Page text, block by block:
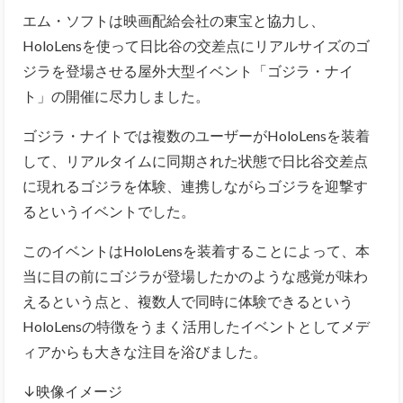
エム・ソフトは映画配給会社の東宝と協力し、
HoloLensを使って日比谷の交差点にリアルサイズのゴ
ジラを登場させる屋外大型イベント「ゴジラ・ナイ
ト」の開催に尽力しました。
ゴジラ・ナイトでは複数のユーザーがHoloLensを装着
して、リアルタイムに同期された状態で日比谷交差点
に現れるゴジラを体験、連携しながらゴジラを迎撃す
るというイベントでした。
このイベントはHoloLensを装着することによって、本
当に目の前にゴジラが登場したかのような感覚が味わ
えるという点と、複数人で同時に体験できるという
HoloLensの特徴をうまく活用したイベントとしてメデ
ィアからも大きな注目を浴びました。
↓映像イメージ